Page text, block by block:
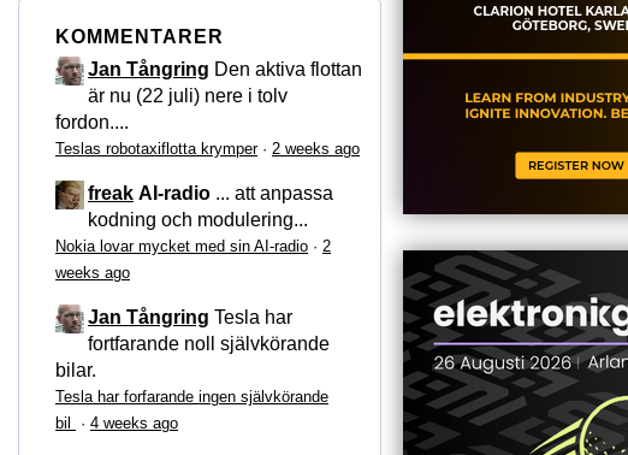
KOMMENTARER
Jan Tångring Den aktiva flottan
är nu (22 juli) nere i tolv
fordon....
Teslas robotaxiflotta krymper· 2 weeks ago
freak AI-radio ... att anpassa
kodning och modulering...
Nokia lovar mycket med sin AI-radio · 2
weeks ago
Jan Tångring Tesla har
fortfarande noll självkörande
bilar.
Tesla har forfarande ingen självkörande
bil
· 4 weeks ago